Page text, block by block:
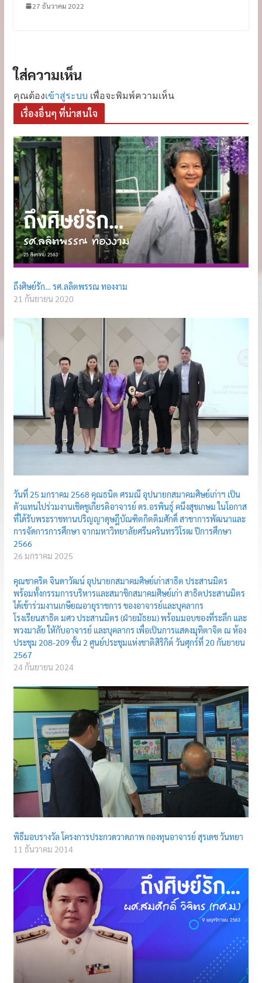
27 ธันวาคม 2022
ใส่ความเห็น
คุณต้องเข้าสู่ระบบ เพื่อจะพิมพ์ความเห็น
เรื่องอื่นๆ ที่น่าสนใจ
ถึงศิษย์รัก… รศ.ลลิตพรรณ ทองงาม
21 กันยายน 2020
วันที่ 25 มกราคม 2568 คุณธนิต ศรมณี อุปนายกสมาคมศิษย์เก่าฯ เป็น
ตัวแทนไปร่วมงานเชิดชูเกียรติอาจารย์ ดร.อรพินธุ์ คนึงสุขเกษม ในโอกาส
ที่ได้รับพระราชทานปริญญาดุษฎีบัณฑิตกิตติมศักดิ์ สาขาการพัฒนาและ
การจัดการการศึกษา จากมหาวิทยาลัยศรีนครินทรวิโรฒ ปีการศึกษา
2566
26 มกราคม 2025
คุณชาคริต จินดาวัฒน์ อุปนายกสมาคมศิษย์เก่าสาธิต ประสานมิตร
พร้อมทั้งกรรมการบริหารและสมาชิกสมาคมศิษย์เก่า สาธิตประสานมิตร
ได้เข้าร่วมงานเกษียณอายุราชการ ของอาจารย์และบุคลากร
โรงเรียนสาธิต มศว ประสานมิตร (ฝ่ายมัธยม) พร้อมมอบของที่ระลึก และ
พวงมาลัย ใหักับอาจารย์ และบุคลากร เพื่อเป็นการแสดงมุทิตาจิต ณ ห้อง
ประชุม 208-209 ชั้น 2 ศูนย์ประชุมแห่งชาติสิริกิต์ วันศุกร์ที่ 20 กันยายน
2567
24 กันยายน 2024
พิธีมอบรางวัล โครงการประกวดวาดภาพ กองทุนอาจารย์ สุรเดช วันทยา
11 ธันวาคม 2014